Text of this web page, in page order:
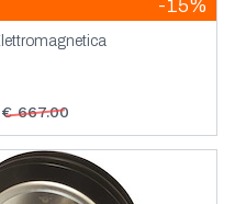
-15%
€ 667.00